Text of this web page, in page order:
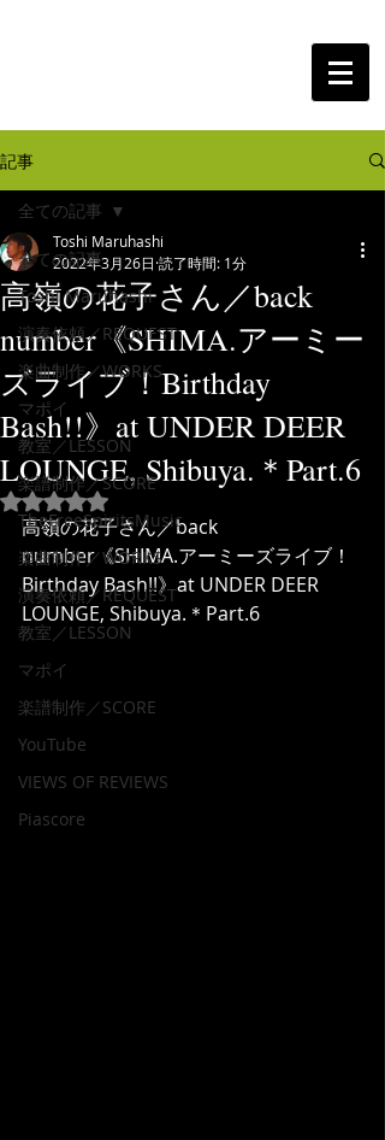
記事
全ての記事
Toshi Maruhashi
演奏依頼／REQUEST
楽曲制作／WORKS
マポイ
教室／LESSON
楽譜制作／SCORE
TheFreeSpiritsMusic
楽曲制作／WORKS
演奏依頼／REQUEST
教室／LESSON
マポイ
楽譜制作／SCORE
YouTube
VIEWS OF REVIEWS
Piascore
全ての記事
高嶺の花子さん／back
number《SHIMA.アーミー
ズライブ！Birthday
Bash!!》at UNDER DEER
LOUNGE, Shibuya.＊Part.6
Toshi Maruhashi
2022年3月26日 読了時間: 1分
5つ星のうちNaNと評価されています。
高嶺の花子さん／back
number《SHIMA.アーミーズライブ！
Birthday Bash!!》at UNDER DEER
LOUNGE, Shibuya.＊Part.6